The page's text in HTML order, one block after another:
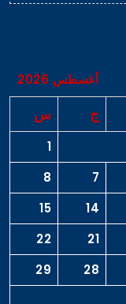
أغسطس 2026
ج س
1
7
8
14
15
21
22
28
29